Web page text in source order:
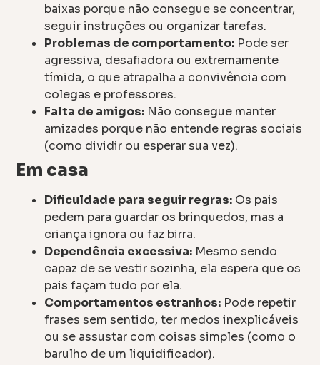
baixas porque não consegue se concentrar,
seguir instruções ou organizar tarefas.
Problemas de comportamento: Pode ser
agressiva, desafiadora ou extremamente
tímida, o que atrapalha a convivência com
colegas e professores.
Falta de amigos: Não consegue manter
amizades porque não entende regras sociais
(como dividir ou esperar sua vez).
Em casa
Dificuldade para seguir regras: Os pais
pedem para guardar os brinquedos, mas a
criança ignora ou faz birra.
Dependência excessiva: Mesmo sendo
capaz de se vestir sozinha, ela espera que os
pais façam tudo por ela.
Comportamentos estranhos: Pode repetir
frases sem sentido, ter medos inexplicáveis
ou se assustar com coisas simples (como o
barulho de um liquidificador).